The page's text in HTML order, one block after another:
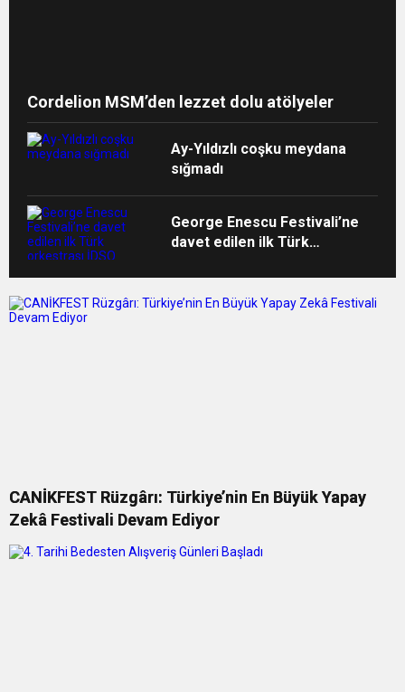
Cordelion MSM’den lezzet dolu atölyeler
Ay-Yıldızlı coşku meydana
sığmadı
George Enescu Festivali’ne
davet edilen ilk Türk
yurda döndü
CANİKFEST Rüzgârı: Türkiye’nin En Büyük Yapay
Zekâ Festivali Devam Ediyor